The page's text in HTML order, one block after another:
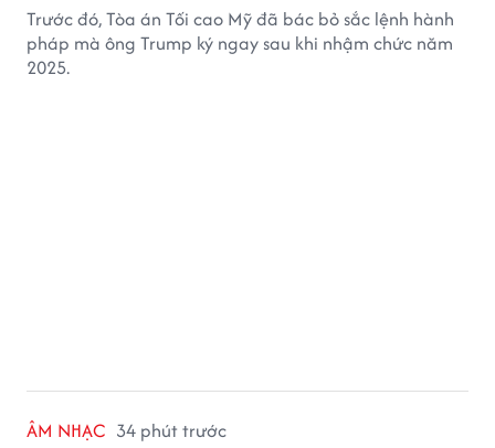
Trước đó, Tòa án Tối cao Mỹ đã bác bỏ sắc lệnh hành
pháp mà ông Trump ký ngay sau khi nhậm chức năm
2025.
ÂM NHẠC 34 phút trước